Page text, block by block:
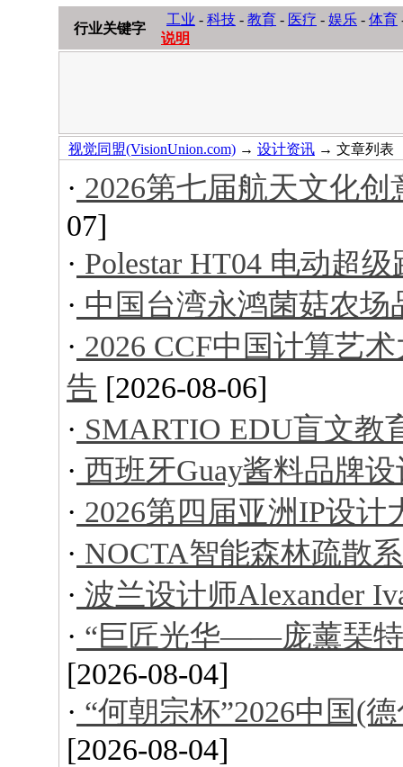
行业关键字
工业 - 科技 - 教育 - 医疗 - 娱乐 - 体育
说明
视觉同盟(VisionUnion.com) → 设计资讯 → 文章列表
· 2026第七届航天文化
07]
· Polestar HT04 电动超级
· 中国台湾永鸿菌菇农场
· 2026 CCF中国计算艺
告 [2026-08-06]
· SMARTIO EDU盲文教
· 西班牙Guay酱料品牌设
· 2026第四届亚洲IP设计
· NOCTA智能森林疏散
· 波兰设计师Alexander
· “巨匠光华——庞薰琹特
[2026-08-04]
· “何朝宗杯”2026中国(
[2026-08-04]